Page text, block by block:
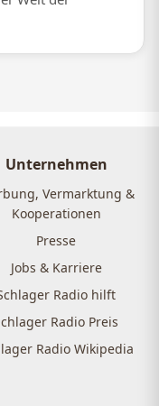
Unternehmen
Vermarktung &
Kooperationen
Presse
Jobs & Karriere
Radio hilft
Radio Preis
Radio Wikipedia